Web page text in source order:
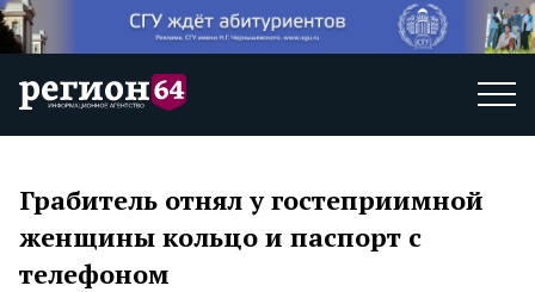
Грабитель отнял у гостеприимной
женщины кольцо и паспорт с
телефоном